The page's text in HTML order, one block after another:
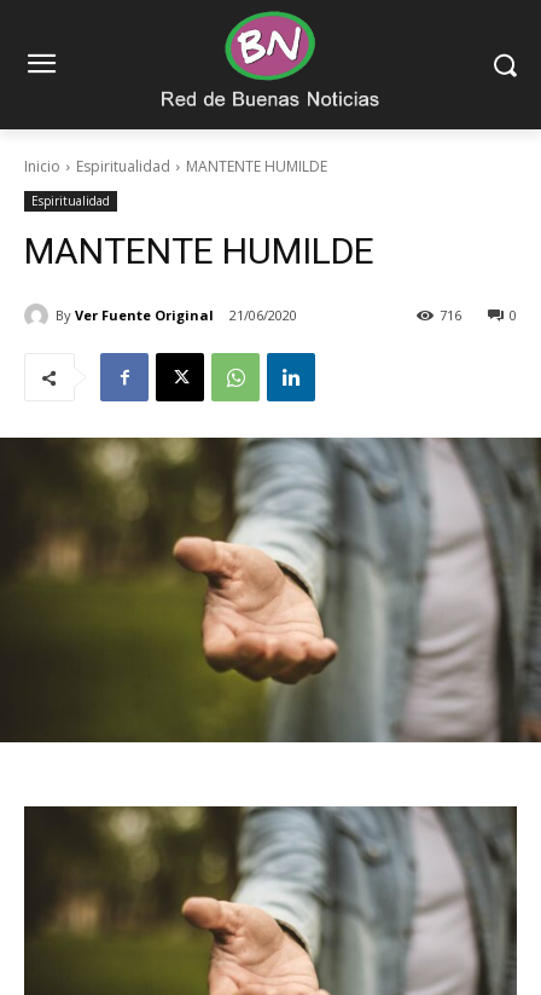
Inicio Espiritualidad MANTENTE HUMILDE
Espiritualidad
MANTENTE HUMILDE
By Ver Fuente Original 21/06/2020 0
716